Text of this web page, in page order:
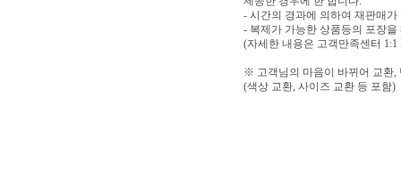
- 시간의 경과에 의하여 재판매
- 복제가 가능한 상품등의 포장을
(자세한 내용은 고객만족센터
※ 고객님의 마음이 바뀌어 교환,
(색상 교환, 사이즈 교환 등 포함)